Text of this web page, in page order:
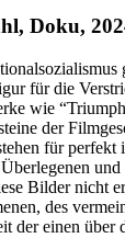
, Doku,
für die
wie
der
für perfekt
und
Bilder nicht
des
der einen über